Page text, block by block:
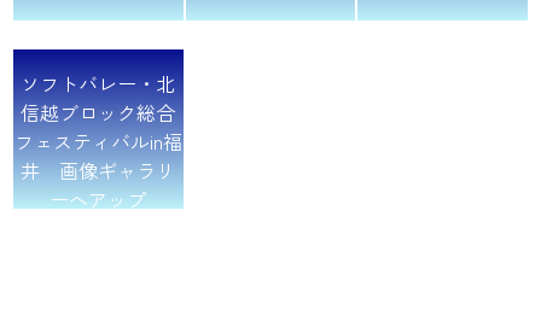
ソフトバレー・北
信越ブロック総合
フェスティバルin福
井 画像ギャラリ
ーへアップ